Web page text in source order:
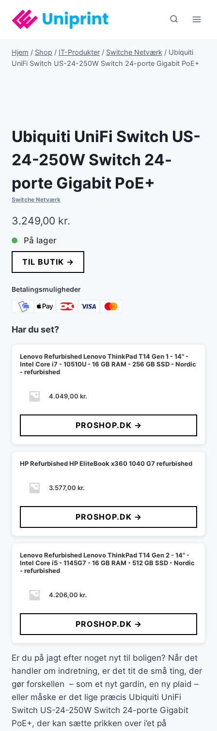
indhold
Hjem / Shop / IT-Produkter / Switche Netværk / Ubiquiti
UniFi Switch US-24-250W Switch 24-porte Gigabit PoE+
Ubiquiti UniFi Switch US-
24-250W Switch 24-
porte Gigabit PoE+
Switche Netværk
3.249,00 kr.
På lager
TIL BUTIK →
Betalingsmuligheder
Har du set?
Lenovo Refurbished Lenovo ThinkPad T14 Gen 1 - 14" -
Intel Core i7 - 10510U - 16 GB RAM - 256 GB SSD - Nordic
- refurbished
4.049,00 kr.
PROSHOP.DK →
HP Refurbished HP EliteBook x360 1040 G7 refurbished
3.577,00 kr.
PROSHOP.DK →
Lenovo Refurbished Lenovo ThinkPad T14 Gen 2 - 14" -
Intel Core i5 - 1145G7 - 16 GB RAM - 512 GB SSD - Nordic
- refurbished
4.206,00 kr.
PROSHOP.DK →
Er du på jagt efter noget nyt til boligen? Når det
handler om indretning, er det tit de små ting, der
gør forskellen – som et nyt gardin, en ny plaid –
eller måske er det lige præcis Ubiquiti UniFi
Switch US-24-250W Switch 24-porte Gigabit
PoE+, der kan sætte prikken over i’et på